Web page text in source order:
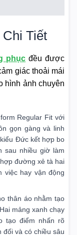
Chi Tiết
phục đều được
giác thoải mái
hình ảnh chuyên
Regular Fit với
gọn gàng và linh
Đức kết hợp bo
sau nhiều giờ làm
đường xẻ tà hai
việc hay vận động
thân áo nhằm tạo
mảng xanh chạy
tạo điểm nhấn rõ
đối và có chiều sâu